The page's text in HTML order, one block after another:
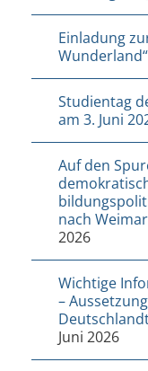
Einladung
Wunderland“
Studientag
am 3. Juni
Auf den
nach
2026
Wichtige
–
Juni 2026